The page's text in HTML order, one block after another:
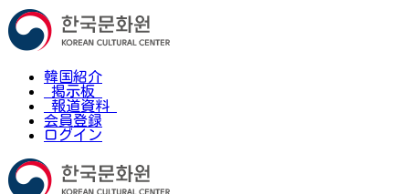
韓国紹介
掲示板
報道資料
会員登録
ログイン